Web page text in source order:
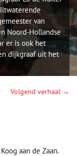
van
Noord-Hollandse
er is ook het
dijkgraaf uit het
Volgend verhaal →
aan de Zaan.